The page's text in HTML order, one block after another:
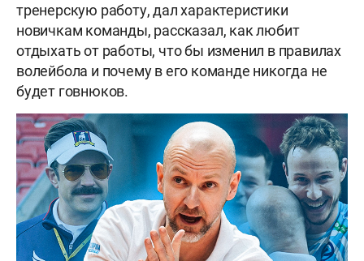
тренерскую работу, дал характеристики
новичкам команды, рассказал, как любит
отдыхать от работы, что бы изменил в правилах
волейбола и почему в его команде никогда не
будет говнюков.